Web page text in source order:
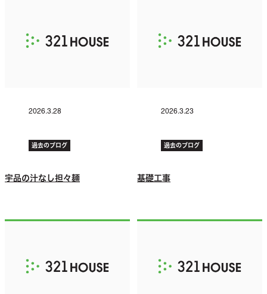
2026.3.28
過去のブログ
宇品の汁なし担々麺
2026.3.23
過去のブログ
基礎工事